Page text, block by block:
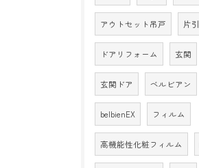
アウトセット吊戸 片引
ドアリフォーム 玄関
玄関ドア ベルビアン
belbienEX フィルム
高機能性化粧フィルム